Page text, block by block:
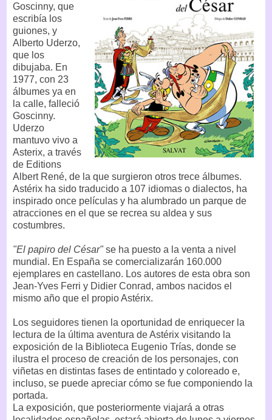
Goscinny, que
escribía los
guiones, y
Alberto Uderzo,
que los
dibujaba. En
1977, con 23
álbumes ya en
la calle, falleció
Goscinny.
Uderzo
mantuvo vivo a
Asterix, a través
de Editions
Albert René, de la que surgieron otros trece álbumes.
Astérix ha sido traducido a 107 idiomas o dialectos, ha
inspirado once películas y ha alumbrado un parque de
atracciones en el que se recrea su aldea y sus
costumbres.
"El papiro del César"se ha puesto a la venta a nivel
mundial. En España se comercializarán 160.000
ejemplares en castellano. Los autores de esta obra son
Jean-Yves Ferri y Didier Conrad, ambos nacidos el
mismo año que el propio Astérix.
Los seguidores tienen la oportunidad de enriquecer la
lectura de la última aventura de Astérix visitando la
exposición de la Biblioteca Eugenio Trías, donde se
ilustra el proceso de creación de los personajes, con
viñetas en distintas fases de entintado y coloreado e,
incluso, se puede apreciar cómo se fue componiendo la
portada.
La exposición, que posteriormente viajará a otras